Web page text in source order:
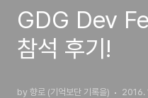
GDG Dev
참석 후기!
by 향로 (기억보단 기록을) 2016.